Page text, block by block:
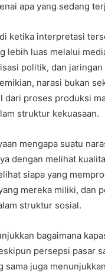
apa yang sedang
ketika interpretasi
lebih luas melalui
politik, dan
narasi bukan
dari proses produksi
struktur kekuasaan.
mengapa suatu
dengan melihat
siapa yang
mereka miliki, dan
struktur sosial.
bagaimana
persepsi pasar
sama juga